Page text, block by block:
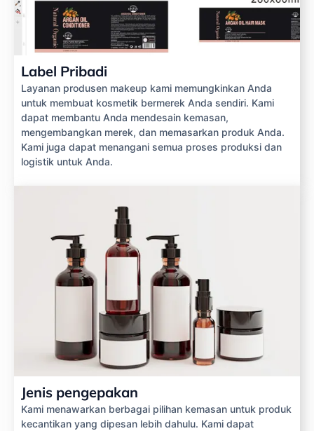
Label Pribadi
Layanan produsen makeup kami memungkinkan Anda
untuk membuat kosmetik bermerek Anda sendiri. Kami
dapat membantu Anda mendesain kemasan,
mengembangkan merek, dan memasarkan produk Anda.
Kami juga dapat menangani semua proses produksi dan
logistik untuk Anda.
Jenis pengepakan
Kami menawarkan berbagai pilihan kemasan untuk produk
kecantikan yang dipesan lebih dahulu. Kami dapat